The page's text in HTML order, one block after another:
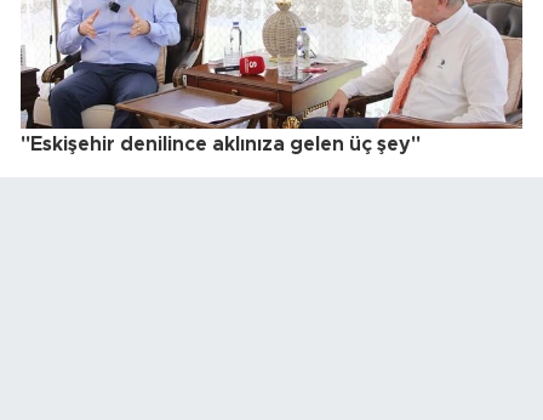
"Eskişehir denilince aklınıza gelen üç şey"